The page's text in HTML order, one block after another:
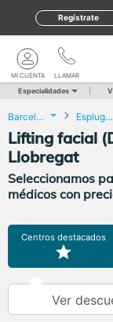
Regístrate
LLAMAR
MI CUENTA
Especialidades
Barcelona Esplugues de Llobregat
Lifting facial
Llobregat
Seleccionamos
médicos con
Centros destacados
Ver